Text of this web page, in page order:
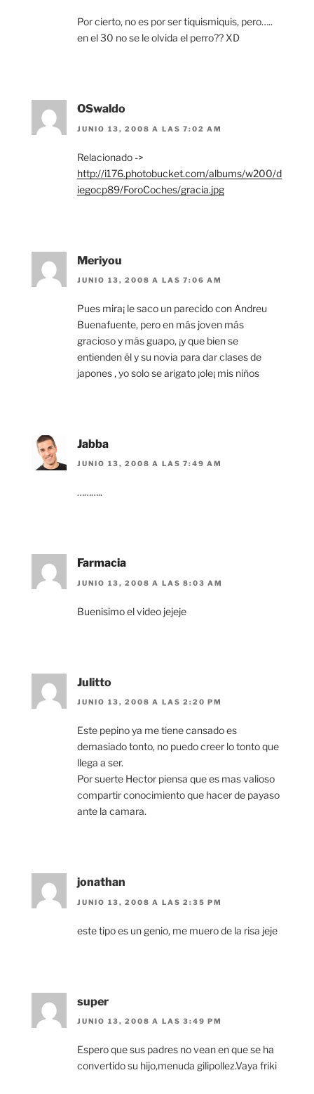
Por cierto, no es por ser tiquismiquis, pero…..
en el 30 no se le olvida el perro?? XD
OSwaldo
JUNIO 13, 2008 A LAS 7:02 AM
Relacionado ->
http://i176.photobucket.com/albums/w200/d
iegocp89/ForoCoches/gracia.jpg
Meriyou
JUNIO 13, 2008 A LAS 7:06 AM
Pues mira¡ le saco un parecido con Andreu
Buenafuente, pero en más joven más
gracioso y más guapo, ¡y que bien se
entienden él y su novia para dar clases de
japones , yo solo se arigato ¡ole¡ mis niños
Jabba
JUNIO 13, 2008 A LAS 7:49 AM
………..
Farmacia
JUNIO 13, 2008 A LAS 8:03 AM
Buenisimo el video jejeje
Julitto
JUNIO 13, 2008 A LAS 2:20 PM
Este pepino ya me tiene cansado es
demasiado tonto, no puedo creer lo tonto que
llega a ser.
Por suerte Hector piensa que es mas valioso
compartir conocimiento que hacer de payaso
ante la camara.
jonathan
JUNIO 13, 2008 A LAS 2:35 PM
este tipo es un genio, me muero de la risa jeje
super
JUNIO 13, 2008 A LAS 3:49 PM
Espero que sus padres no vean en que se ha
convertido su hijo,menuda gilipollez.Vaya friki